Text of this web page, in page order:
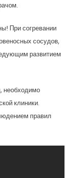
При согревании
сосудов,
развитием
необходимо
клиники.
правил